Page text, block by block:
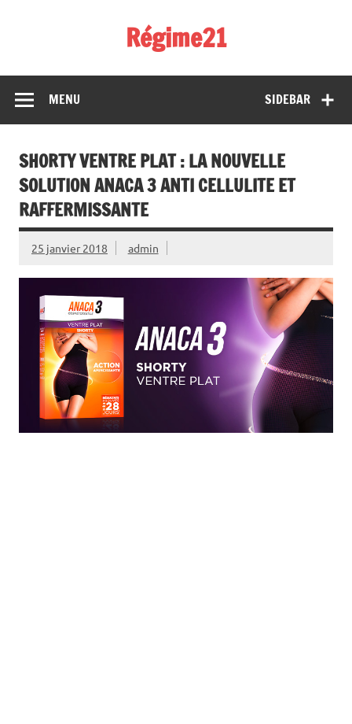
Régime21
SIDEBAR
MENU
SHORTY VENTRE PLAT : LA NOUVELLE
SOLUTION ANACA 3 ANTI CELLULITE ET
RAFFERMISSANTE
25 janvier 2018 admin